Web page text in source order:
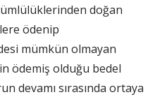
doğan
ödenip
mümkün olmayan
ödemiş olduğu bedel
devamı sırasında ortaya